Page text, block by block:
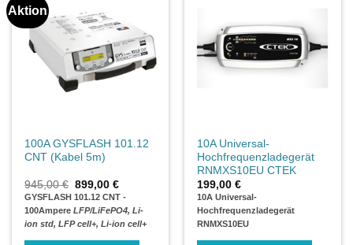
Aktion
100A GYSFLASH 101.12
CNT (Kabel 5m)
945,00€ Ursprünglicher
Preis
war:
945,00 €
899,00€Aktueller
Preis
ist:
899,00 €.
GYSFLASH 101.12 CNT -
100Ampere LFP/LiFePO4, Li-
ion std, LFP cell+, Li-ion cell+
10A Universal-
Hochfrequenzladegerät
RNMXS10EU CTEK
199,00€
10A Universal-
Hochfrequenzladegerät
RNMXS10EU